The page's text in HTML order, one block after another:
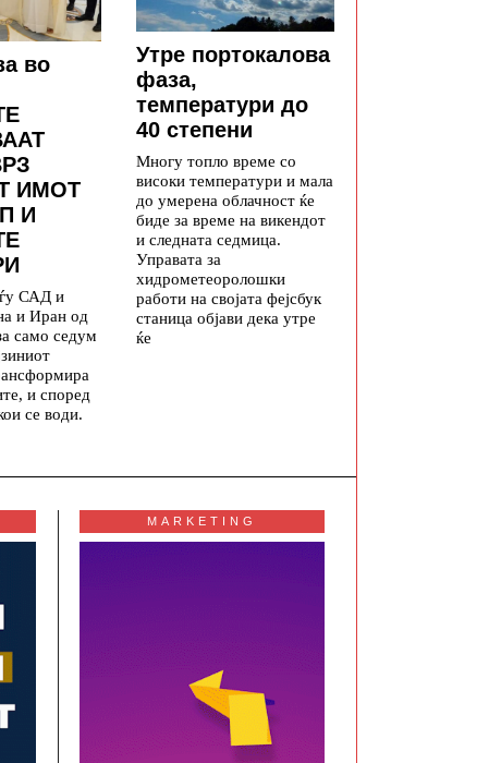
во
ИМОТ
И
САД и
и Иран од
само седум
и според
се води.
Утре портокалова
фаза,
температури до
40 степени
Многу топло време со
високи температури и мала
до умерена облачност ќе
биде за време на викендот
и следната седмица.
Управата за
хидрометеоролошки
работи на својата фејсбук
станица објави дека утре
ќе
MARKETING